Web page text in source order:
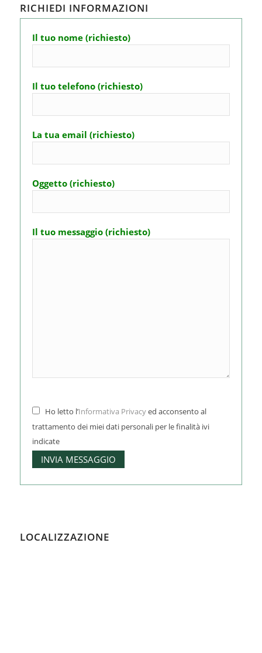
RICHIEDI INFORMAZIONI
Il tuo nome (richiesto)
Il tuo telefono (richiesto)
La tua email (richiesto)
Oggetto (richiesto)
Il tuo messaggio (richiesto)
Ho letto l’Informativa Privacyed acconsento al
trattamento dei miei dati personali per le finalità ivi
indicate
LOCALIZZAZIONE